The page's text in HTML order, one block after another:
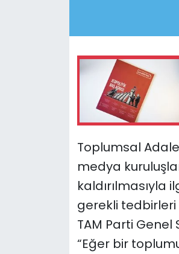
Toplumsal
medya
kaldırılmasıyla
gerekli tedbirleri
TAM Parti Genel
“Eğer bir
Video Galeri
Yazarlar